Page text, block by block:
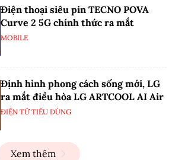
Điện thoại siêu pin TECNO POVA
Curve 2 5G chính thức ra mắt
MOBILE
Định hình phong cách sống mới, LG
ra mắt điều hòa LG ARTCOOL AI Air
ĐIỆN TỬ TIÊU DÙNG
Xem thêm